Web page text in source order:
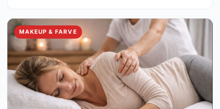
MAKEUP & FARVE